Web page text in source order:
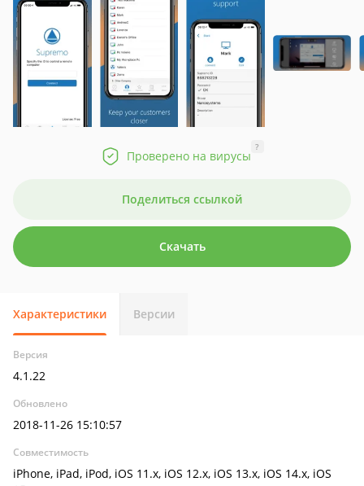
Проверено на вирусы
?
Поделиться ссылкой
Скачать
Характеристики Версии
Версия
4.1.22
Обновлено
2018-11-26 15:10:57
Совместимость
iPhone, iPad, iPod, iOS 11.x, iOS 12.x, iOS 13.x, iOS 14.x, iOS